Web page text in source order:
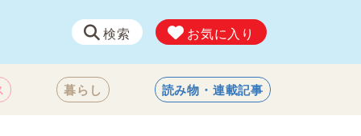
検索 お気に入り
暮らし 読み物・連載記事